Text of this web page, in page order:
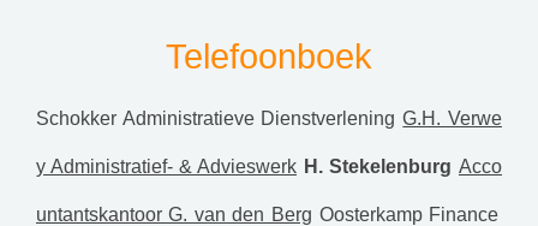
Telefoonboek
Schokker Administratieve Dienstverlening G.H. Verwe
y Administratief- & Advieswerk H. Stekelenburg Acco
untantskantoor G. van den Berg Oosterkamp Finance